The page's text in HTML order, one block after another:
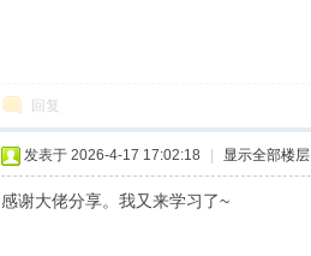
回复
发表于 2026-4-17 17:02:18 显示全部楼层
感谢大佬分享。我又来学习了~